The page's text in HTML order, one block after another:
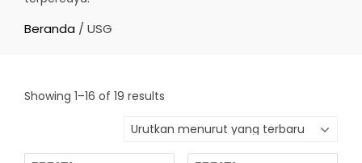
Beranda / USG
Showing 1–16 of 19 results